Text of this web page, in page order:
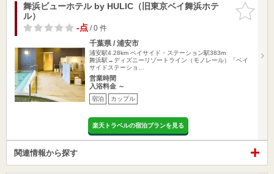
お気に入
りに追加
舞浜ビューホテル by HULIC（旧東京ベイ舞浜ホテ
ル）
-点/ 0 件
千葉県 / 浦安市
浦安駅4.28km ベイサイド・ステーション駅383m
舞浜駅→ディズニーリゾートライン（モノレール）「ベイ
サイドステーショ…
営業時間
入浴料金 ～
宿泊 カップル
楽天トラベルの宿泊プランを見る
関連情報から探す